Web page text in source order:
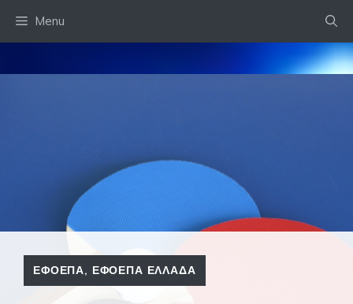
Menu
ΕΦΟΕΠΑ, ΕΦΟΕΠΑ ΕΛΛΑΔΑ